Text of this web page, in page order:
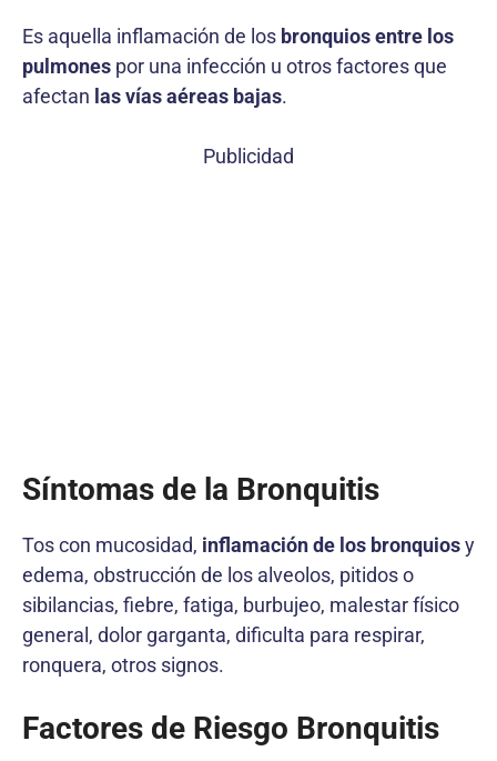
Es aquella inflamación de los bronquios entre los
pulmones por una infección u otros factores que
afectan las vías aéreas bajas.
Publicidad
Síntomas de la Bronquitis
Tos con mucosidad, inflamación de los bronquiosy
edema, obstrucción de los alveolos, pitidos o
sibilancias, fiebre, fatiga, burbujeo, malestar físico
general, dolor garganta, dificulta para respirar,
ronquera, otros signos.
Factores de Riesgo Bronquitis